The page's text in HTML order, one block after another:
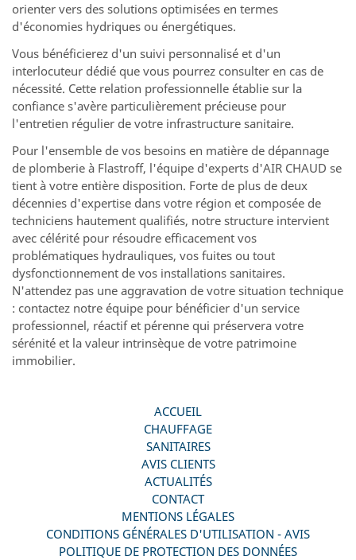
orienter vers des solutions optimisées en termes
d'économies hydriques ou énergétiques.
Vous bénéficierez d'un suivi personnalisé et d'un
interlocuteur dédié que vous pourrez consulter en cas de
nécessité. Cette relation professionnelle établie sur la
confiance s'avère particulièrement précieuse pour
l'entretien régulier de votre infrastructure sanitaire.
Pour l'ensemble de vos besoins en matière de dépannage
de plomberie à Flastroff, l'équipe d'experts d'AIR CHAUD se
tient à votre entière disposition. Forte de plus de deux
décennies d'expertise dans votre région et composée de
techniciens hautement qualifiés, notre structure intervient
avec célérité pour résoudre efficacement vos
problématiques hydrauliques, vos fuites ou tout
dysfonctionnement de vos installations sanitaires.
N'attendez pas une aggravation de votre situation technique
: contactez notre équipe pour bénéficier d'un service
professionnel, réactif et pérenne qui préservera votre
sérénité et la valeur intrinsèque de votre patrimoine
immobilier.
ACCUEIL
CHAUFFAGE
SANITAIRES
AVIS CLIENTS
ACTUALITÉS
CONTACT
MENTIONS LÉGALES
CONDITIONS GÉNÉRALES D'UTILISATION - AVIS
POLITIQUE DE PROTECTION DES DONNÉES